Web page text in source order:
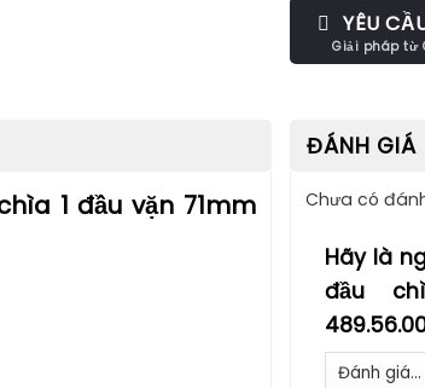
YÊU
1 đầu vặn 71mm
ĐÁNH
Chưa có
Hãy là
đầu